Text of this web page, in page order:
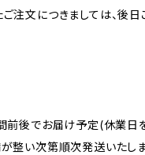
注文につきましては、後
前後でお届け予定(休業日
整い次第順次発送いたしま